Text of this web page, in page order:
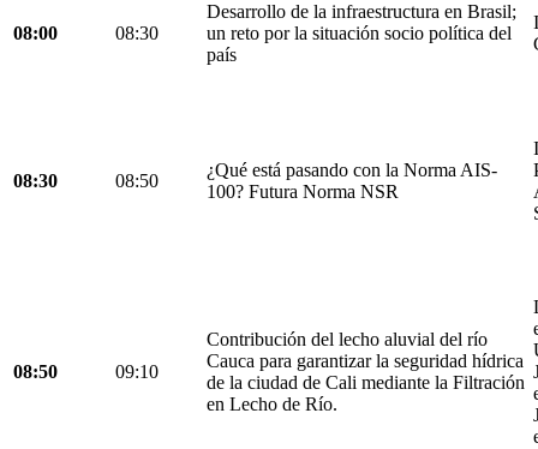
08:00 08:30
Desarrollo de la infraestructura en Brasil;
un reto por la situación socio política del
país
08:30 08:50
¿Qué está pasando con la Norma AIS-
100? Futura Norma NSR
08:50 09:10
Contribución del lecho aluvial del río
Cauca para garantizar la seguridad hídrica
de la ciudad de Cali mediante la Filtración
en Lecho de Río.